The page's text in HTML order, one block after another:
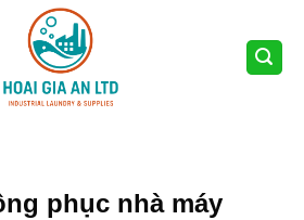
phục nhà máy